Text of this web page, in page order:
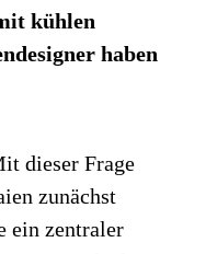
kühlen
haben
dieser Frage
zunächst
ein zentraler